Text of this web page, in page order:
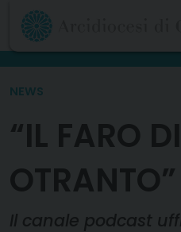
Skip
content
NEWS
“IL FARO DI
OTRANTO”
Il canale podcast